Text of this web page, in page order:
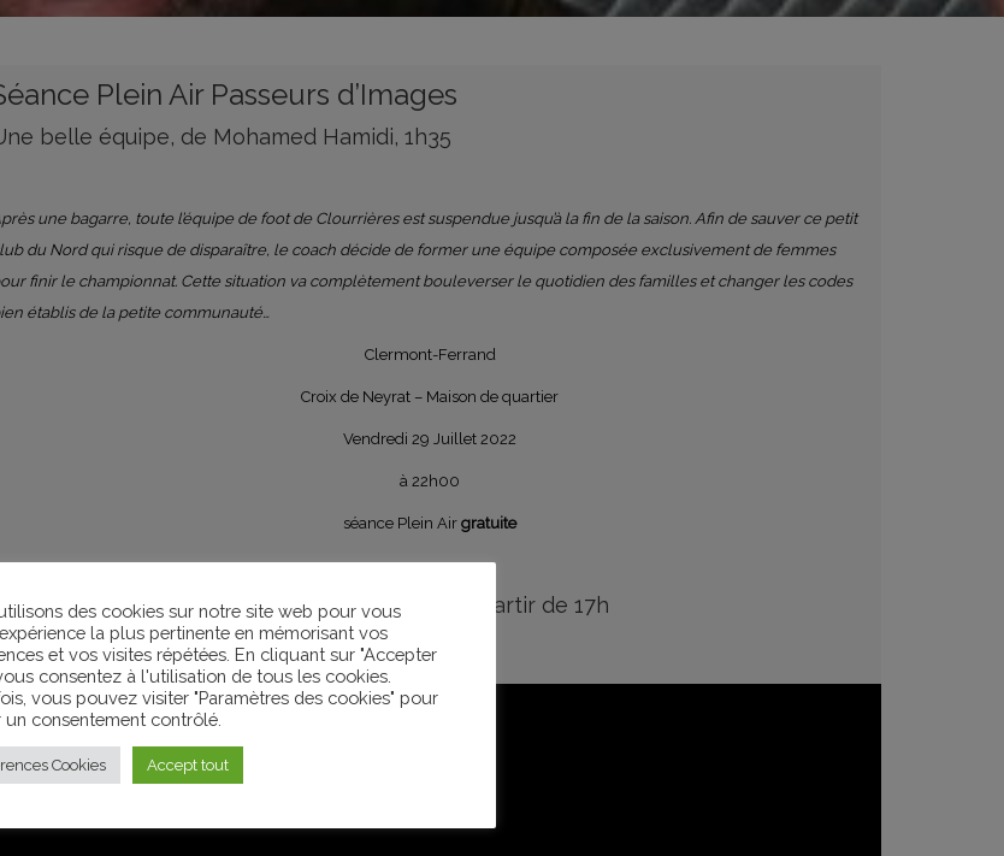
Plein Air Passeurs d’Images
belle équipe, de Mohamed Hamidi, 1h35
une bagarre, toute l’équipe de foot de Clourrières est suspendue jusqu’à la fin de la saison. Afin de sauver ce petit
du Nord qui risque de disparaître, le coach décide de former une équipe composée exclusivement de femmes
finir le championnat. Cette situation va complètement bouleverser le quotidien des familles et changer les codes
établis de la petite communauté…
Clermont-Ferrand
Croix de Neyrat – Maison de quartier
Vendredi 29 Juillet 2022
à 22h00
séance Plein Air gratuite
Animation sur place à partir de 17h
des cookies sur notre site web pour vous
la plus pertinente en mémorisant vos
et vos visites répétées. En cliquant sur "Accepter
consentez à l'utilisation de tous les cookies.
vous pouvez visiter "Paramètres des cookies" pour
un consentement contrôlé.
Cookies Accept tout